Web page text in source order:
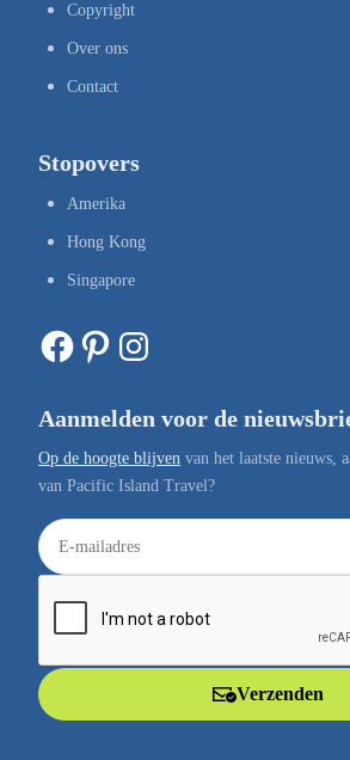
Copyright
Over ons
Contact
Stopovers
Amerika
Hong Kong
Singapore
Facebook Pinterest Instagram
Aanmelden voor de
Op de hoogte blijven van het laatste nieuws,
van Pacific Island Travel?
E
-
a
Verzenden